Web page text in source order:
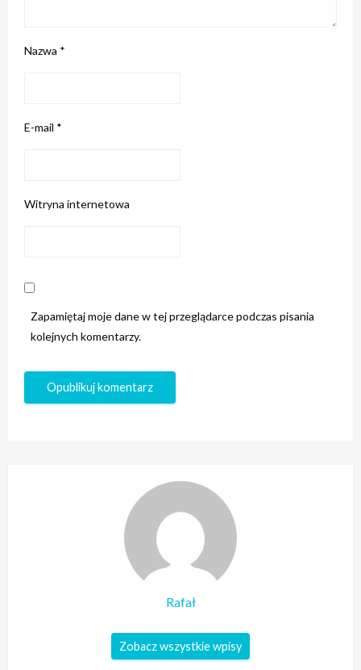
Nazwa *
E-mail *
Witryna internetowa
Zapamiętaj moje dane w tej przeglądarce podczas pisania
kolejnych komentarzy.
Rafał
Zobacz wszystkie wpisy